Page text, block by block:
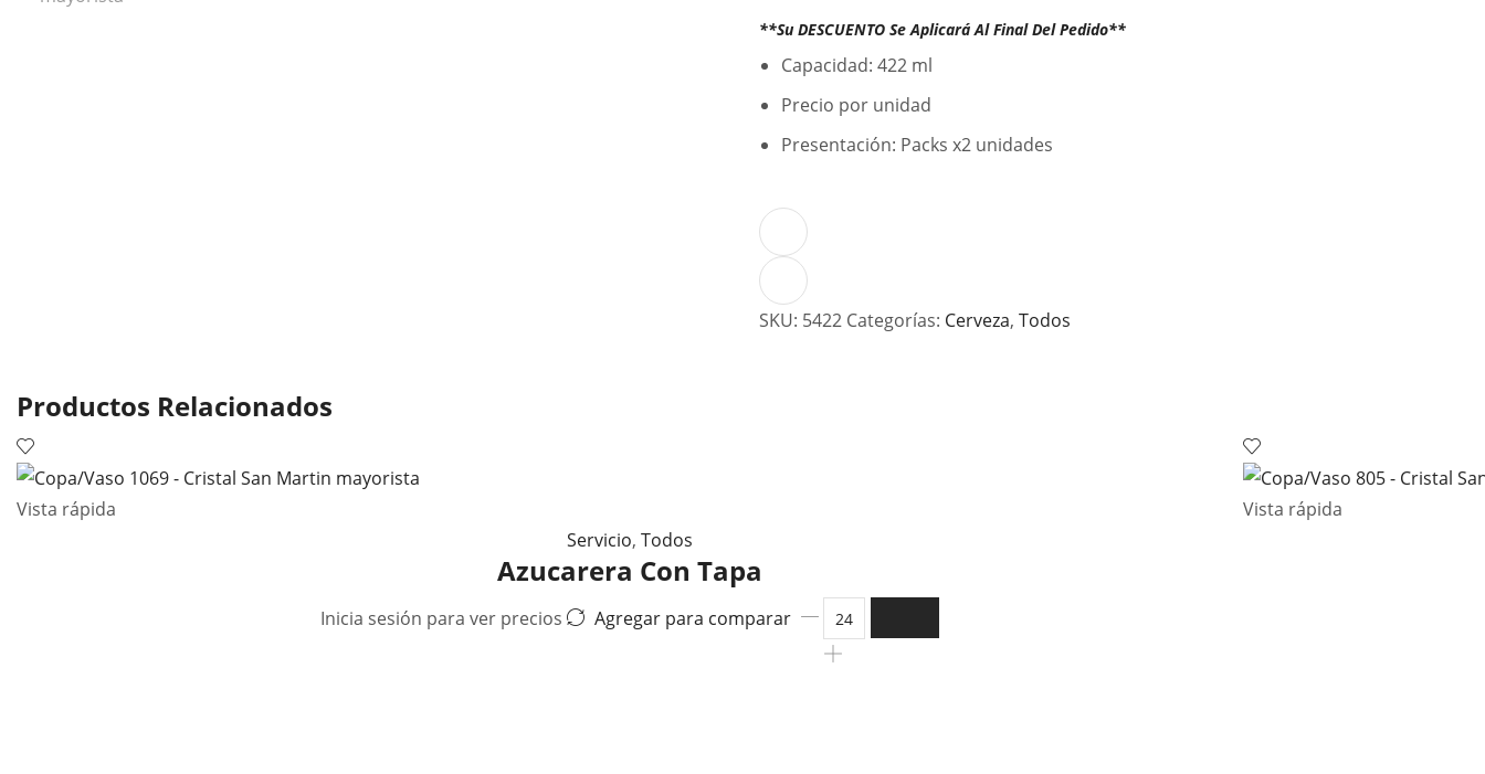
**Su DESCUENTO Se Aplicará Al Final Del Pedido**
Capacidad: 422 ml
Precio por unidad
Presentación: Packs x2 unidades
SKU: 5422 Categorías: Cerveza, Todos
Productos Relacionados
Vista rápida
Servicio, Todos
Azucarera Con Tapa
Inicia sesión para ver precios Agregar para comparar
Vista rápida